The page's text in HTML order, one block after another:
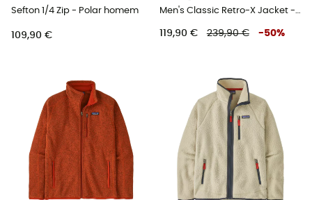
Sefton 1/4 Zip - Polar homem
109,90 €
Men's Classic Retro-X Jacket - Polar homem
119,90 € 239,90 € -50%